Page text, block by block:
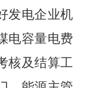
发电企业机
电容量电费
核及结算工